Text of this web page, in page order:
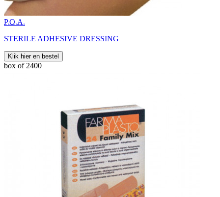
P.O.A.
STERILE ADHESIVE DRESSING
Klik hier en bestel
box of 2400